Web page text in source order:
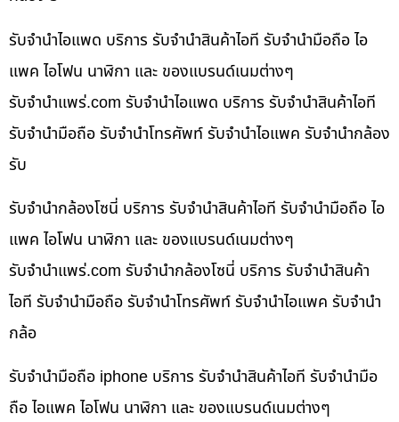
รับจำนำไอแพด บริการ รับจำนำสินค้าไอที รับจำนำมือถือ ไอ
แพค ไอโฟน นาฬิกา และ ของแบรนด์เนมต่างๆ
รับจํานําแพร่.com รับจำนำไอแพด บริการ รับจำนำสินค้าไอที
รับจำนำมือถือ รับจำนำโทรศัพท์ รับจำนำไอแพค รับจำนำกล้อง
รับ
รับจำนำกล้องโซนี่ บริการ รับจำนำสินค้าไอที รับจำนำมือถือ ไอ
แพค ไอโฟน นาฬิกา และ ของแบรนด์เนมต่างๆ
รับจํานําแพร่.com รับจำนำกล้องโซนี่ บริการ รับจำนำสินค้า
ไอที รับจำนำมือถือ รับจำนำโทรศัพท์ รับจำนำไอแพค รับจำนำ
กล้อ
รับจำนำมือถือ iphone บริการ รับจำนำสินค้าไอที รับจำนำมือ
ถือ ไอแพค ไอโฟน นาฬิกา และ ของแบรนด์เนมต่างๆ